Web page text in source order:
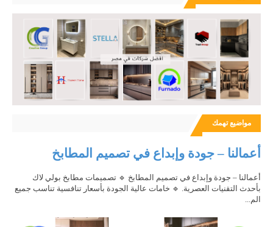
مواضيع تهمك
أعمالنا – جودة وإبداع في تصميم المطابخ
أعمالنا – جودة وإبداع في تصميم المطابخ 🔹 تصميمات مطابخ بولي لاك
بأحدث التقنيات العصرية. 🔹 خامات عالية الجودة بأسعار تنافسية تناسب جميع
الم...